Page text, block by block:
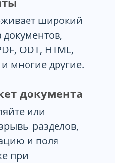
широкий
документов,
ODT, HTML,
многие другие.
документа
или
разделов,
и поля
при